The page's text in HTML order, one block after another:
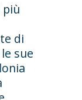
più
di
sue